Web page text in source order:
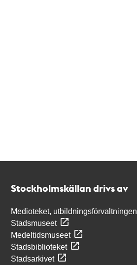
Stockholmskällan drivs av
Medioteket, utbildningsförvaltningen
Stadsmuseet
Medeltidsmuseet
Stadsbiblioteket
Stadsarkivet